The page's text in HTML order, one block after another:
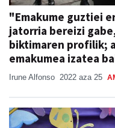
"Emakume guztiei
jatorria bereizi
biktimaren profilik;
emakumea izatea
Irune Alfonso 2022 aza 25